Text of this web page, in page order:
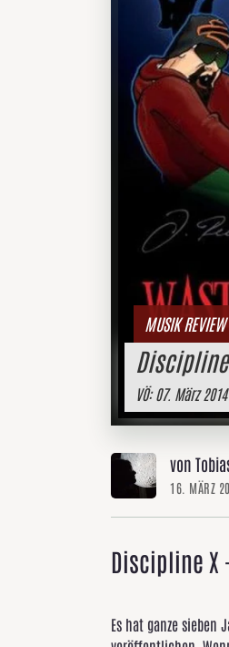
MUSIK REVIEW
VÖ:07. März 2014
von
16. MÄRZ
Discipline X
Es hat ganze sieben